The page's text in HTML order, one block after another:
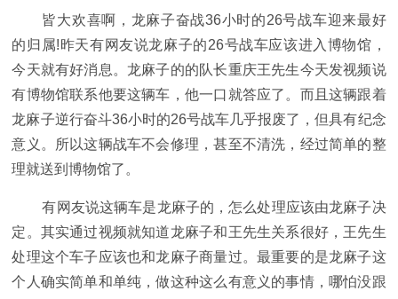
皆大欢喜啊，龙麻子奋战36小时的26号战车迎来最好
的归属!昨天有网友说龙麻子的26号战车应该进入博物馆，
今天就有好消息。龙麻子的的队长重庆王先生今天发视频说
有博物馆联系他要这辆车，他一口就答应了。而且这辆跟着
龙麻子逆行奋斗36小时的26号战车几乎报废了，但具有纪念
意义。所以这辆战车不会修理，甚至不清洗，经过简单的整
理就送到博物馆了。
有网友说这辆车是龙麻子的，怎么处理应该由龙麻子决
定。其实通过视频就知道龙麻子和王先生关系很好，王先生
处理这个车子应该也和龙麻子商量过。最重要的是龙麻子这
个人确实简单和单纯，做这种这么有意义的事情，哪怕没跟